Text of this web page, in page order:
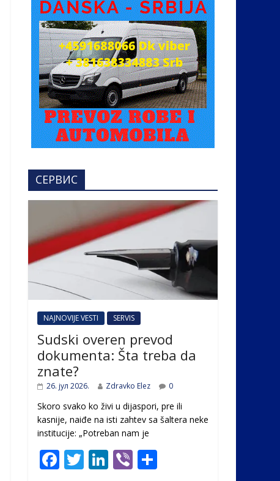
СЕРВИС
NAJNOVIJE VESTI SERVIS
Sudski overen prevod
dokumenta: Šta treba da
znate?
26. јул 2026. Zdravko Elez 0
Skoro svako ko živi u dijaspori, pre ili
kasnije, naiđe na isti zahtev sa šaltera neke
institucije: „Potreban nam je
F T Li Vi